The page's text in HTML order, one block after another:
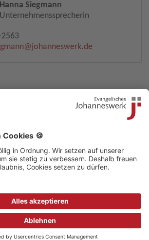
Hanna Siegmann
Unternehmenssprecherin
@johanneswerk.de
Impressum Sitemap